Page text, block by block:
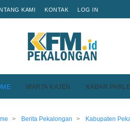
KAMI KONTAK LOG IN
WARTA KAJEN KABAR
> Berita Pekalongan > Kabupaten